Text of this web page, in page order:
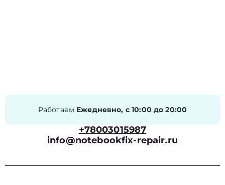
Работаем Ежедневно, с 10:00 до 20:00
+78003015987
info@notebookfix-repair.ru